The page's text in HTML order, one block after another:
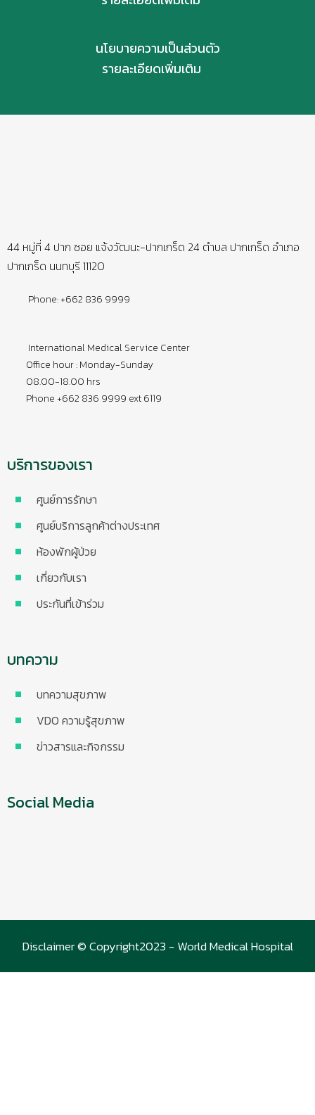
นโยบายความเป็นส่วนตัว
รายละเอียดเพิ่มเติม
44 หมู่ที่ 4 ปาก ซอย แจ้งวัฒนะ-ปากเกร็ด 24 ตำบล ปากเกร็ด อำเภอ
ปากเกร็ด นนทบุรี 11120
Phone: +662 836 9999
International Medical Service Center
Office hour : Monday-Sunday
08.00-18.00 hrs
Phone +662 836 9999 ext 6119
บริการของเรา
ศูนย์การรักษา
ศูนย์บริการลูกค้าต่างประเทศ
ห้องพักผู้ป่วย
เกี่ยวกับเรา
ประกันที่เข้าร่วม
บทความ
บทความสุขภาพ
VDO ความรู้สุขภาพ
ข่าวสารและกิจกรรม
Social Media
Disclaimer © Copyright2023 - World Medical Hospital